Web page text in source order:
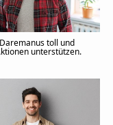
toll und
unterstützen.